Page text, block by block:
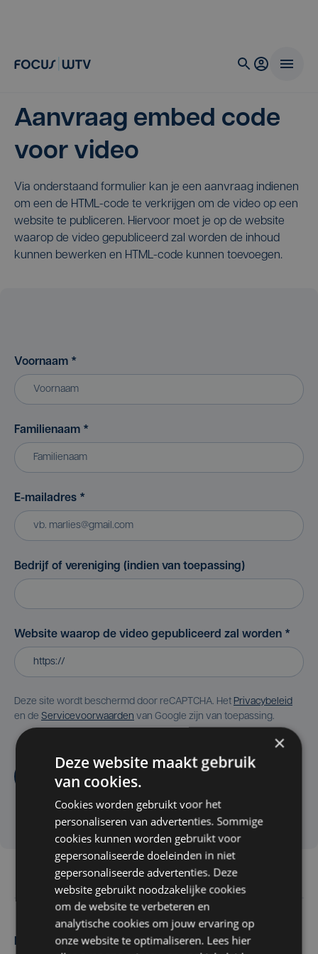
Aanvraag embed code
voor video
Via onderstaand formulier kan je een aanvraag indienen
om een de HTML-code te verkrijgen om de video op een
website te publiceren. Hiervoor moet je op de website
waarop de video gepubliceerd zal worden de inhoud
kunnen bewerken en HTML-code kunnen toevoegen.
Voornaam *
Familienaam *
E-mailadres *
Bedrijf of vereniging (indien van toepassing)
Website waarop de video gepubliceerd zal worden *
Deze site wordt beschermd door reCAPTCHA. Het Privacybeleid
en de Servicevoorwaarden van Google zijn van toepassing.
Aanvragen
Maak zelf het nieuws
×
Deze website maakt gebruik
van cookies.
Cookies worden gebruikt voor het
personaliseren van advertenties. Sommige
cookies kunnen worden gebruikt voor
gepersonaliseerde doeleinden in niet
gepersonaliseerde advertenties. Deze
website gebruikt noodzakelijke cookies
om de website te verbeteren en
analytische cookies om jouw ervaring op
onze website te optimaliseren. Lees hier